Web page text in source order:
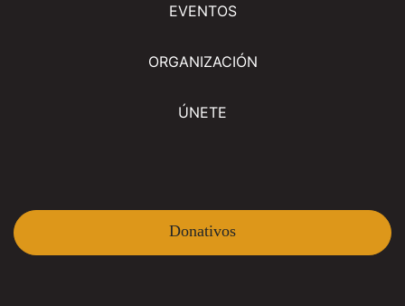
EVENTOS
ORGANIZACIÓN
ÚNETE
Donativos